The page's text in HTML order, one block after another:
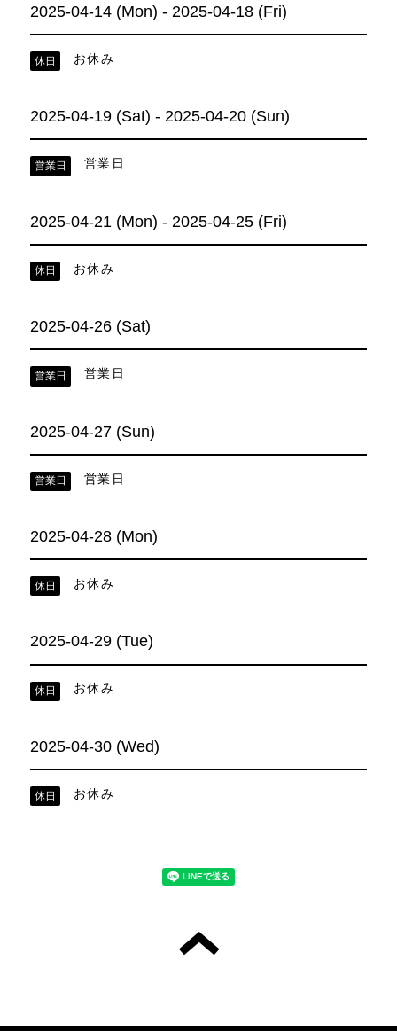
2025-04-14 (Mon) - 2025-04-18 (Fri)
休日 お休み
2025-04-19 (Sat) - 2025-04-20 (Sun)
営業日 営業日
2025-04-21 (Mon) - 2025-04-25 (Fri)
休日 お休み
2025-04-26 (Sat)
営業日 営業日
2025-04-27 (Sun)
営業日 営業日
2025-04-28 (Mon)
休日 お休み
2025-04-29 (Tue)
休日 お休み
2025-04-30 (Wed)
休日 お休み